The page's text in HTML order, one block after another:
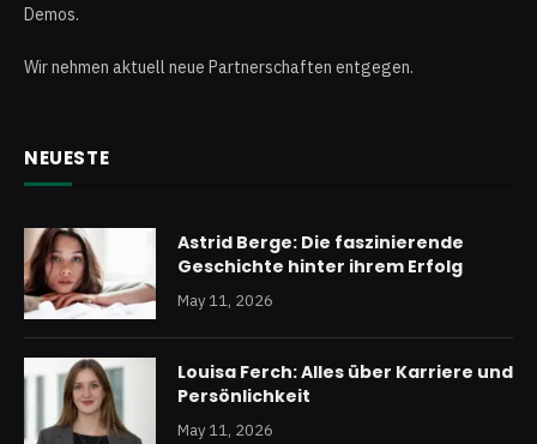
Demos.
Wir nehmen aktuell neue Partnerschaften entgegen.
NEUESTE
Astrid Berge: Die faszinierende
Geschichte hinter ihrem Erfolg
May 11, 2026
Louisa Ferch: Alles über Karriere und
Persönlichkeit
May 11, 2026